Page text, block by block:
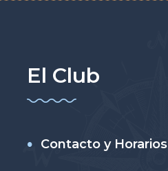
El Club
Contacto y Horarios